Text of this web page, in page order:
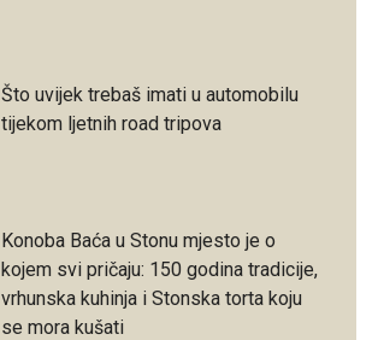
Što uvijek trebaš imati u automobilu
tijekom ljetnih road tripova
Konoba Baća u Stonu mjesto je o
kojem svi pričaju: 150 godina tradicije,
vrhunska kuhinja i Stonska torta koju
se mora kušati